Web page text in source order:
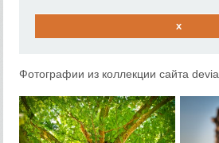
x
Фотографии из коллекции сайта